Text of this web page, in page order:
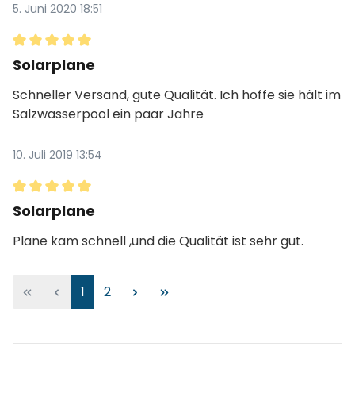
5. Juni 2020 18:51
Bewertung mit 5 von 5 Sternen
Solarplane
Schneller Versand, gute Qualität. Ich hoffe sie hält im
Salzwasserpool ein paar Jahre
10. Juli 2019 13:54
Bewertung mit 5 von 5 Sternen
Solarplane
Plane kam schnell ,und die Qualität ist sehr gut.
1 2